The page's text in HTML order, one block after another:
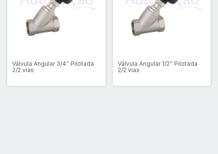
Válvula Angular 3/4'' Pilotada
2/2 vias
Válvula Angular 1/2'' Pilotada
2/2 vias